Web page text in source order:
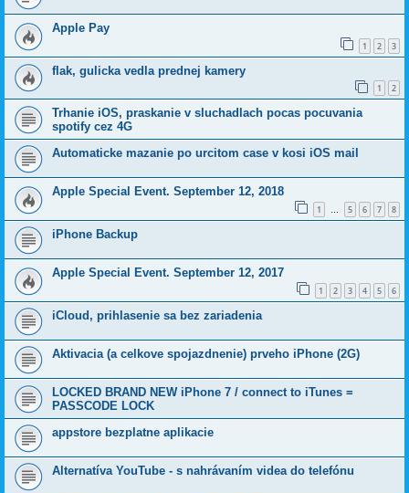
Apple Pay
1 2 3
flak, gulicka vedla prednej kamery
1 2
Trhanie iOS, praskanie v sluchadlach pocas pocuvania
spotify cez 4G
Automaticke mazanie po urcitom case v kosi iOS mail
Apple Special Event. September 12, 2018
1 … 5 6 7 8
iPhone Backup
Apple Special Event. September 12, 2017
1 2 3 4 5 6
iCloud, prihlasenie sa bez zariadenia
Aktivacia (a celkove spojazdnenie) prveho iPhone (2G)
LOCKED BRAND NEW iPhone 7 / connect to iTunes =
PASSCODE LOCK
appstore bezplatne aplikacie
Alternatíva YouTube - s nahrávaním videa do telefónu